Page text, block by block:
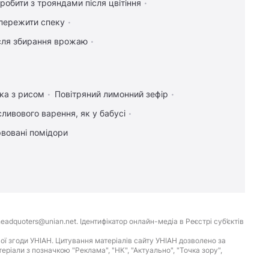
з трояндами після цвітіння
спеку
збирання врожаю
з рисом
Повітряний лимонний зефір
варення, як у бабусі
помідори
Ідентифікатор онлайн-медіа в Реєстрі суб’єктів
згоди УНІАН. Цитування матеріалів сайту УНІАН дозволено за
з позначкою "Реклама", "НК", "Актуально", "Точка зору",